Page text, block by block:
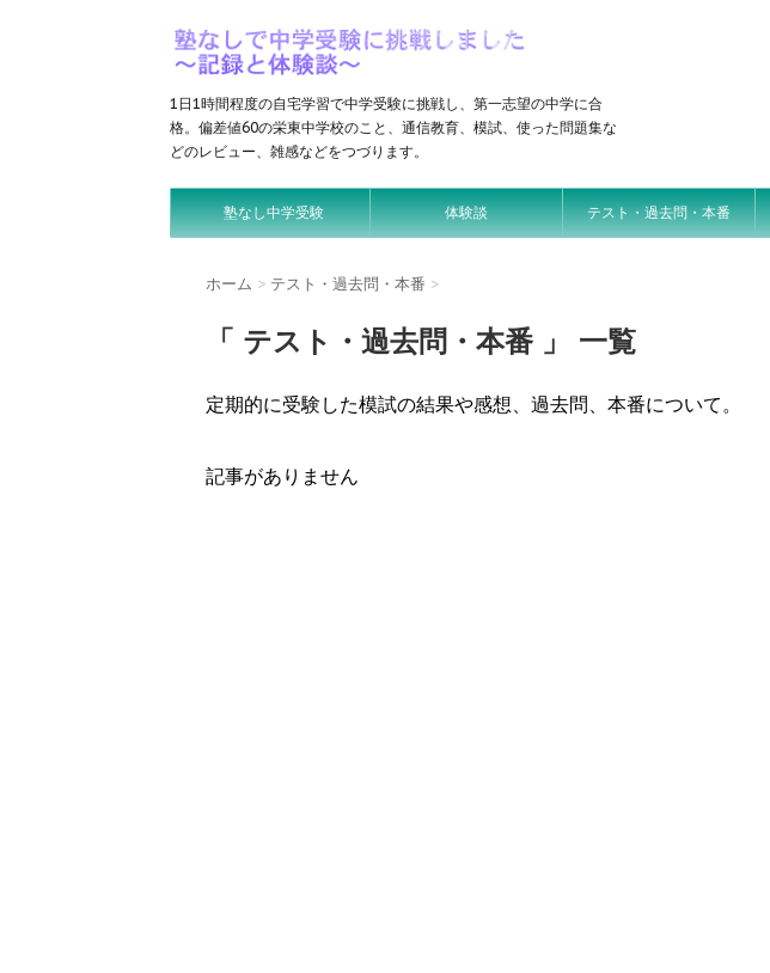
1日1時間程度の自宅学習で中学受験に挑戦し、第一志望の中学に合
格。偏差値60の栄東中学校のこと、通信教育、模試、使った問題集な
どのレビュー、雑感などをつづります。
塾なし中学受験 体験談 テスト・過去問・本番
ホーム > テスト・過去問・本番 >
「 テスト・過去問・本番 」 一覧
定期的に受験した模試の結果や感想、過去問、本番について。
記事がありません